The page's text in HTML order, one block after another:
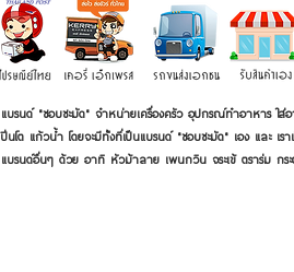
แบรนด์ "ชอบชะมัด" จำหน่ายเครื่องครัว อุปกรณ์ทำอาหาร ใส่
ปิ่นโต แก้วน้ำ โดยจะมีทั้งที่เป็นแบรนด์ "ชอบชะมัด" เอง และ เร
แบรนด์อื่นๆ ด้วย อาทิ หัวม้าลาย เพนกวิน จระเข้ ตราร่ม กร